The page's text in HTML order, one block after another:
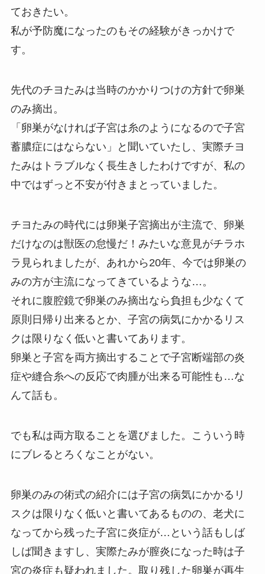
ておきたい。
私が予防魔になったのもその経験がきっかけで
す。
先代のチヨたみは当時のかかりつけの方針で卵巣
のみ摘出。
「卵巣がなければ子宮は糸のようになるので子宮
蓄膿症にはならない」と聞いていたし、実際チヨ
たみはトラブルなく長生きしたわけですが、私の
中ではずっと不安が付きまとっていました。
チヨたみの時代には卵巣子宮摘出が主流で、卵巣
だけなのは獣医の怠慢だ！みたいな意見がチラホ
ラ見られましたが、あれから20年、今では卵巣の
みの方が主流になってきているような…。
それに腹腔鏡で卵巣のみ摘出なら負担も少なくて
原則日帰り出来るとか、子宮の病気にかかるリス
クは限りなく低いと書いてあります。
卵巣と子宮を両方摘出することで子宮断端部の炎
症や縫合糸への反応で肉腫が出来る可能性も…な
んて話も。
でも私は両方取ることを選びました。こういう時
にブレるとろくなことがない。
卵巣のみの術式の紹介には子宮の病気にかかるリ
スクは限りなく低いと書いてあるものの、老犬に
なってから残った子宮に炎症が…という話もしば
しば聞きますし、実際たみが膣炎になった時は子
宮の炎症も疑われました。取り残した卵巣が再生